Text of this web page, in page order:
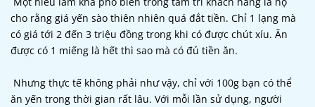
cho rằng giá yến sào thiên nhiên quá đắt tiền. Chỉ 1 lạng mà
có giá tới 2 đến 3 triệu đồng trong khi có được chút xíu. Ăn
được có 1 miếng là hết thì sao mà có đủ tiền ăn.
Nhưng thực tế không phải như vậy, chỉ với 100g bạn có thể
ăn yến trong thời gian rất lâu. Với mỗi lần sử dụng, người